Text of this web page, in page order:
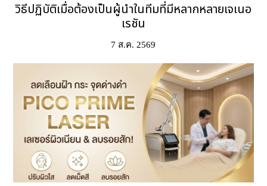
วิธีปฏิบัติเมื่อต้องเป็นผู้นำในทีมที่มีหลากหลายเจเนอ
เรชัน
7 ส.ค. 2569